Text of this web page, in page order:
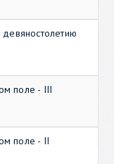
поле - III
поле - II